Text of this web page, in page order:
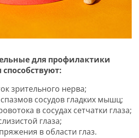
для профилактики
зрительного нерва;
сосудов гладких мышц;
в сосудах сетчатки глаза;
глаза;
в области глаз.